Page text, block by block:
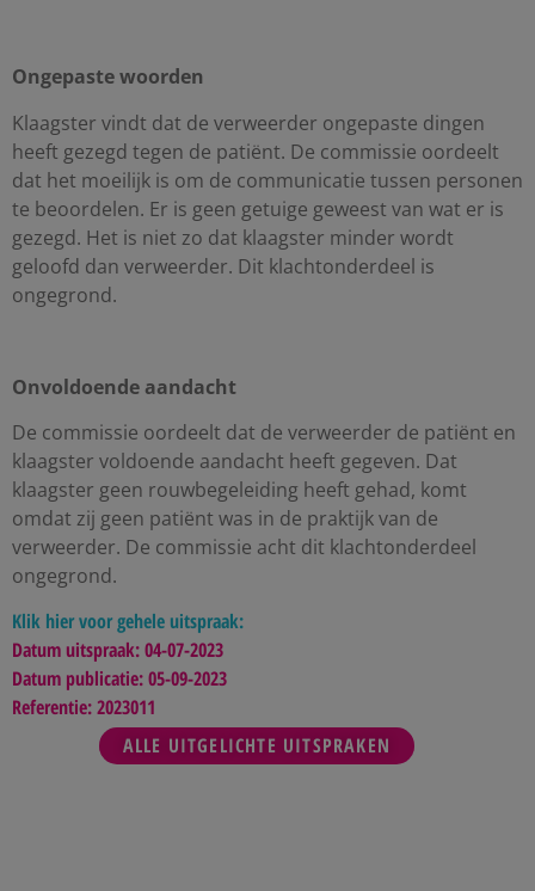
Ongepaste woorden
Klaagster vindt dat de verweerder ongepaste dingen
heeft gezegd tegen de patiënt. De commissie oordeelt
dat het moeilijk is om de communicatie tussen personen
te beoordelen. Er is geen getuige geweest van wat er is
gezegd. Het is niet zo dat klaagster minder wordt
geloofd dan verweerder. Dit klachtonderdeel is
ongegrond.
Onvoldoende aandacht
De commissie oordeelt dat de verweerder de patiënt en
klaagster voldoende aandacht heeft gegeven. Dat
klaagster geen rouwbegeleiding heeft gehad, komt
omdat zij geen patiënt was in de praktijk van de
verweerder. De commissie acht dit klachtonderdeel
ongegrond.
Klik hier voor gehele uitspraak:
Datum uitspraak: 04-07-2023
Datum publicatie: 05-09-2023
Referentie: 2023011
ALLE UITGELICHTE UITSPRAKEN